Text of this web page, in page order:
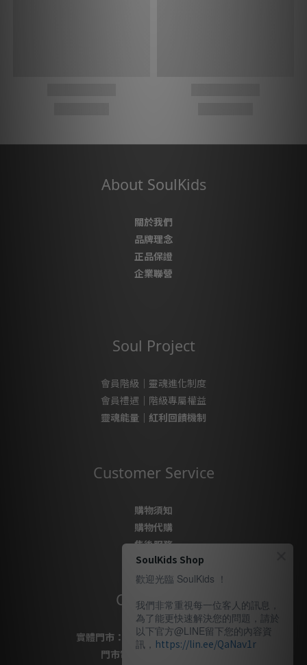
About SoulKids
關於我們
品牌理念
正品保證
企業聯營
Soul Project
會員階級｜靈魂進化制度
會員禮遇｜階級專屬權益
靈魂能量｜紅利回饋機制
Customer Service
購物須知
購物代購
售後服務
隱私政策
Contact Us
實體門市：
桃園市桃園區復興路69號
門市電話
03-337-1777
SoulKids Shop
歡迎光臨 SoulKids ！
我們非常重視每一位客人的訊息，
為了能更快速解決您的問題，請於
以下官方@LINE留下您的內容資
訊， https://lin.ee/QaNav1r